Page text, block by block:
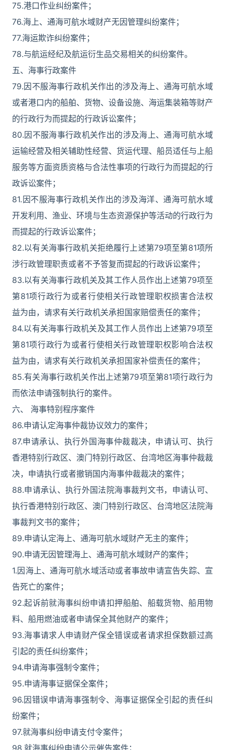
75.港口作业纠纷案件；
76.海上、通海可航水域财产无因管理纠纷案件；
77.海运欺诈纠纷案件；
78.与航运经纪及航运衍生品交易相关的纠纷案件。
五、海事行政案件
79.因不服海事行政机关作出的涉及海上、通海可航水域
或者港口内的船舶、货物、设备设施、海运集装箱等财产
的行政行为而提起的行政诉讼案件；
80.因不服海事行政机关作出的涉及海上、通海可航水域
运输经营及相关辅助性经营、货运代理、船员适任与上船
服务等方面资质资格与合法性事项的行政行为而提起的行
政诉讼案件；
81.因不服海事行政机关作出的涉及海洋、通海可航水域
开发利用、渔业、环境与生态资源保护等活动的行政行为
而提起的行政诉讼案件；
82.以有关海事行政机关拒绝履行上述第79项至第81项所
涉行政管理职责或者不予答复而提起的行政诉讼案件；
83.以有关海事行政机关及其工作人员作出上述第79项至
第81项行政行为或者行使相关行政管理职权损害合法权
益为由，请求有关行政机关承担国家赔偿责任的案件；
84.以有关海事行政机关及其工作人员作出上述第79项至
第81项行政行为或者行使相关行政管理职权影响合法权
益为由，请求有关行政机关承担国家补偿责任的案件；
85.有关海事行政机关作出上述第79项至第81项行政行为
而依法申请强制执行的案件。
六、 海事特别程序案件
86.申请认定海事仲裁协议效力的案件；
87.申请承认、执行外国海事仲裁裁决，申请认可、执行
香港特别行政区、澳门特别行政区、台湾地区海事仲裁裁
决，申请执行或者撤销国内海事仲裁裁决的案件；
88.申请承认、执行外国法院海事裁判文书，申请认可、
执行香港特别行政区、澳门特别行政区、台湾地区法院海
事裁判文书的案件；
89.申请认定海上、通海可航水域财产无主的案件；
90.申请无因管理海上、通海可航水域财产的案件；
1.因海上、通海可航水域活动或者事故申请宣告失踪、宣
告死亡的案件；
92.起诉前就海事纠纷申请扣押船舶、船载货物、船用物
料、船用燃油或者申请保全其他财产的案件；
93.海事请求人申请财产保全错误或者请求担保数额过高
引起的责任纠纷案件；
94.申请海事强制令案件；
95.申请海事证据保全案件；
96.因错误申请海事强制令、海事证据保全引起的责任纠
纷案件；
97.就海事纠纷申请支付令案件；
98.就海事纠纷申请公示催告案件；